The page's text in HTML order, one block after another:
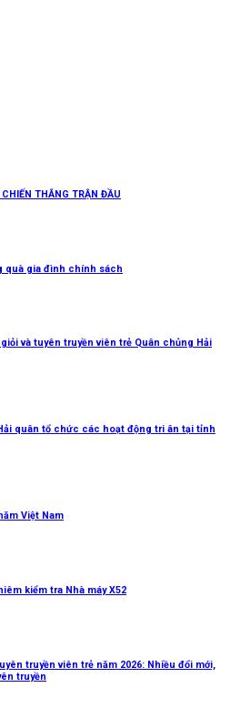
THẮNG TRẬN ĐẦU
quà gia đình chính sách
và tuyên truyền viên trẻ Quân chủng Hải
quân tổ chức các hoạt động tri ân tại tỉnh
Việt Nam
kiểm tra Nhà máy X52
truyền viên trẻ năm 2026: Nhiều đổi mới,
truyền